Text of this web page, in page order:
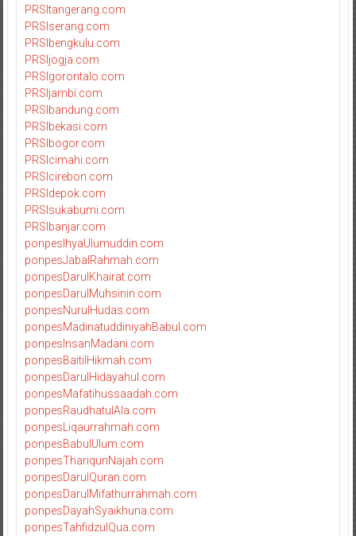
PRSItangerang.com
PRSIserang.com
PRSIbengkulu.com
PRSIjogja.com
PRSIgorontalo.com
PRSIjambi.com
PRSIbandung.com
PRSIbekasi.com
PRSIbogor.com
PRSIcimahi.com
PRSIcirebon.com
PRSIdepok.com
PRSIsukabumi.com
PRSIbanjar.com
ponpesIhyaUlumuddin.com
ponpesJabalRahmah.com
ponpesDarulKhairat.com
ponpesDarulMuhsinin.com
ponpesNurulHudas.com
ponpesMadinatuddiniyahBabul.com
ponpesInsanMadani.com
ponpesBaitilHikmah.com
ponpesDarulHidayahul.com
ponpesMafatihussaadah.com
ponpesRaudhatulAla.com
ponpesLiqaurrahmah.com
ponpesBabulUlum.com
ponpesThariqunNajah.com
ponpesDarulQuran.com
ponpesDarulMifathurrahmah.com
ponpesDayahSyaikhuna.com
ponpesTahfidzulQua.com